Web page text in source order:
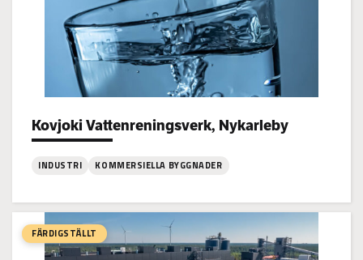
Kovjoki Vattenreningsverk, Nykarleby
Project types:
INDUSTRI KOMMERSIELLA BYGGNADER
Kovjoki
Vattenreningsverk,
Nykarleby
FÄRDIGSTÄLLT